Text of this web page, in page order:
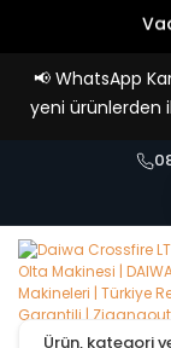
📢 WhatsApp
yeni ürünlerden